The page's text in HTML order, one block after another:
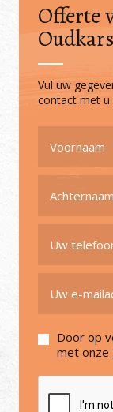
Offerte
Vul uw
contact met u
Door op
met onze